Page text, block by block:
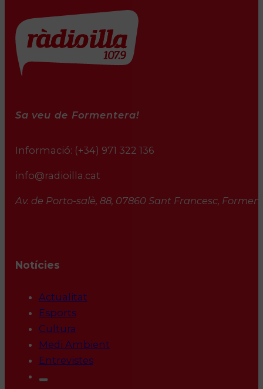
Sa veu de Formentera!
Informació: (+34) 971 322 136
info@radioilla.cat
Av. de Porto-salè, 88, 07860 Sant Francesc,
Notícies
Actualitat
Esports
Cultura
Medi Ambient
Entrevistes